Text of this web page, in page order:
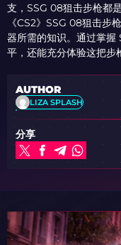
支，SSG 08狙击步枪都
《CS2》SSG 08狙击步
器所需的知识。通过掌
平，还能充分体验这把步
AUTHOR
LIZA SPLASH
分享